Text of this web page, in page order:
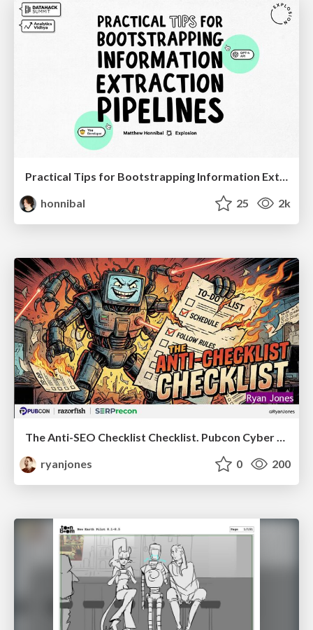
honnibal
25 2k
The Anti-SEO Checklist Checklist. Pubcon Cyber Week
ryanjones
0 200